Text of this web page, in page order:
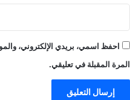
احفظ اسمي، بريدي الإلكتروني،
المرة المقبلة في تعليقي.